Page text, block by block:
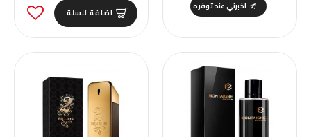
اخبرني عند توفره
اضافة للسلة